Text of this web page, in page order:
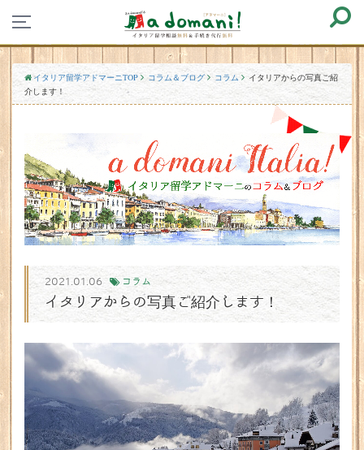
イタリア留学アドマーニTOP コラム＆ブログ コラム
イタリアからの写真ご紹
介します！
2021.01.06 コラム
イタリアからの写真ご紹介します！